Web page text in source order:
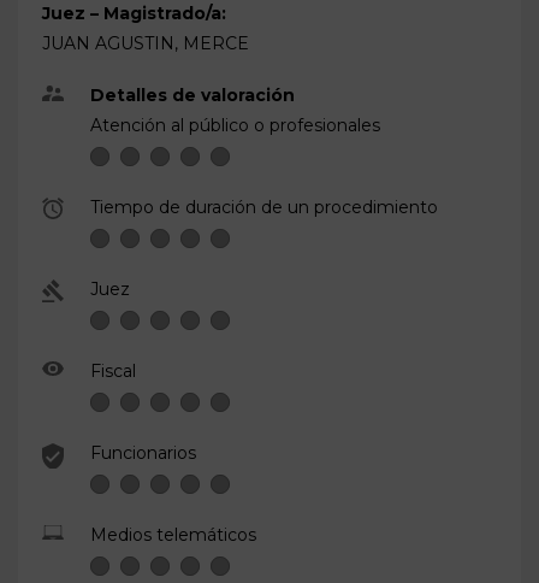
Juez – Magistrado/a:
JUAN AGUSTIN, MERCE
Detalles de valoración
Atención al público o profesionales
Tiempo de duración de un procedimiento
Juez
Fiscal
Funcionarios
Medios telemáticos